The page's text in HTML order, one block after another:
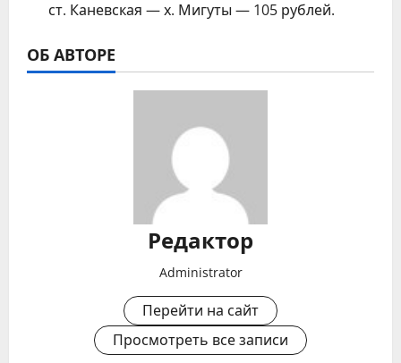
ст. Каневская — х. Мигуты — 105 рублей.
ОБ АВТОРЕ
Редактор
Administrator
Перейти на сайт
Просмотреть все записи